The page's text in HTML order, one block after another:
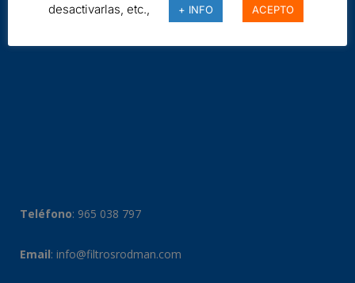
Teléfono: 965 038 797
Email: info@filtrosrodman.com
desactivarlas, etc.,
+ INFO ACEPTO